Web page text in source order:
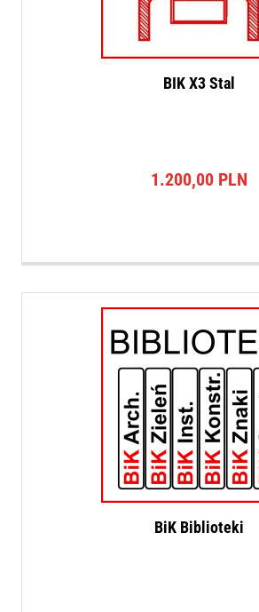
BIK X3 Stal
1.200,00 PLN
BiK Biblioteki